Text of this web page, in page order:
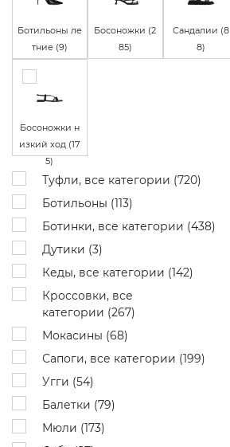
Ботильоны ле
тние (9)
Босоножки (2
85)
Сандалии (8
8)
Босоножки н
изкий ход (17
5)
Туфли, все категории (720)
Ботильоны (113)
Ботинки, все категории (438)
Дутики (3)
Кеды, все категории (142)
Кроссовки, все
категории (267)
Мокасины (68)
Сапоги, все категории (199)
Угги (54)
Балетки (79)
Мюли (173)